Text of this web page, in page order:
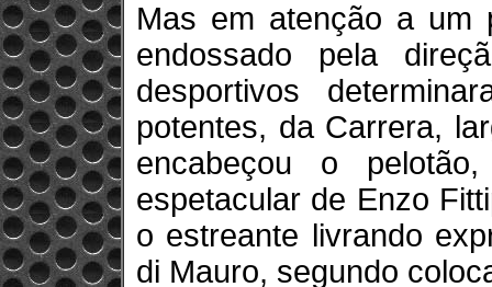
Mas em atenção a um
endossado pela
desportivos
potentes, da Carrera,
encabeçou o
espetacular de Enzo
o estreante livrando
di Mauro, segundo